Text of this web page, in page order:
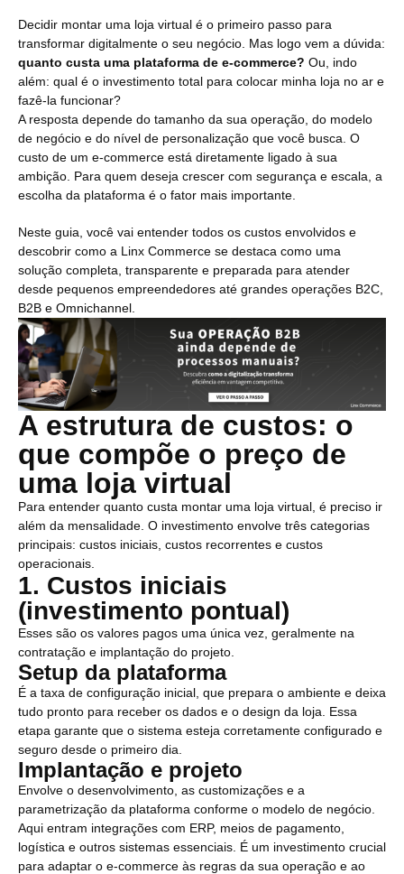
Decidir montar uma loja virtual é o primeiro passo para
transformar digitalmente o seu negócio. Mas logo vem a dúvida:
quanto custa uma plataforma de e-commerce? Ou, indo
além: qual é o investimento total para colocar minha loja no ar e
fazê-la funcionar?
A resposta depende do tamanho da sua operação, do modelo
de negócio e do nível de personalização que você busca. O
custo de um e-commerce está diretamente ligado à sua
ambição. Para quem deseja crescer com segurança e escala, a
escolha da plataforma é o fator mais importante.
Neste guia, você vai entender todos os custos envolvidos e
descobrir como a Linx Commerce se destaca como uma
solução completa, transparente e preparada para atender
desde pequenos empreendedores até grandes operações B2C,
B2B e Omnichannel.
A estrutura de custos: o
que compõe o preço de
uma loja virtual
Para entender quanto custa montar uma loja virtual, é preciso ir
além da mensalidade. O investimento envolve três categorias
principais: custos iniciais, custos recorrentes e custos
operacionais.
1. Custos iniciais
(investimento pontual)
Esses são os valores pagos uma única vez, geralmente na
contratação e implantação do projeto.
Setup da plataforma
É a taxa de configuração inicial, que prepara o ambiente e deixa
tudo pronto para receber os dados e o design da loja. Essa
etapa garante que o sistema esteja corretamente configurado e
seguro desde o primeiro dia.
Implantação e projeto
Envolve o desenvolvimento, as customizações e a
parametrização da plataforma conforme o modelo de negócio.
Aqui entram integrações com ERP, meios de pagamento,
logística e outros sistemas essenciais. É um investimento crucial
para adaptar o e-commerce às regras da sua operação e ao